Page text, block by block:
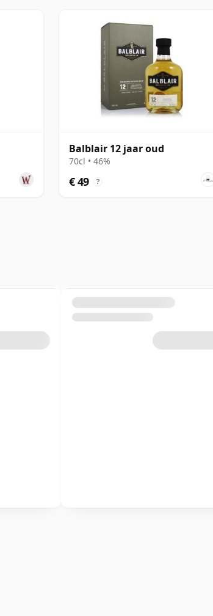
Balblair 12 jaar oud
70cl • 46%
€ 49 ?